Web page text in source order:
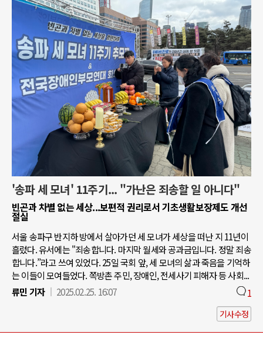
'송파 세 모녀' 11주기... "가난은 죄송할 일 아니다"
빈곤과 차별 없는 세상...보편적 권리로서 기초생활보장제도 개선
절실
서울 송파구 반지하 방에서 살아가던 세 모녀가 세상을 떠난 지 11년이
흘렀다. 유서에는 "죄송합니다. 마지막 월세와 공과금입니다. 정말 죄송
합니다.”라고 쓰여 있었다. 25일 국회 앞, 세 모녀의 삶과 죽음을 기억하
는 이들이 모여들었다. 쪽방촌 주민, 장애인, 전세사기 피해자 등 사회...
류민 기자
2025.02.25. 16:07 1
기사수정